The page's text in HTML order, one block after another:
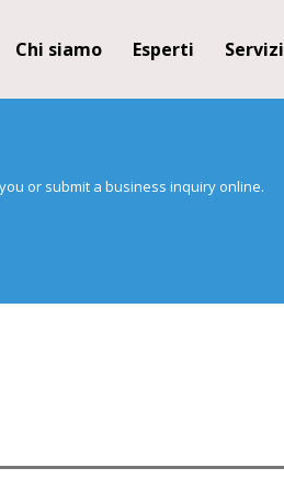
Chi siamo Esperti Servizi
or submit a business inquiry online.